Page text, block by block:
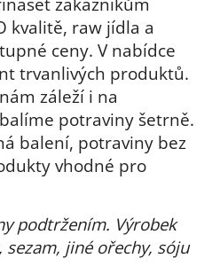
kvalitě, raw jídla a
ceny. V nabídce
trvanlivých produktů.
záleží i na
potraviny šetrně.
balení, potraviny bez
vhodné pro
podtržením. Výrobek
jiné ořechy, sóju